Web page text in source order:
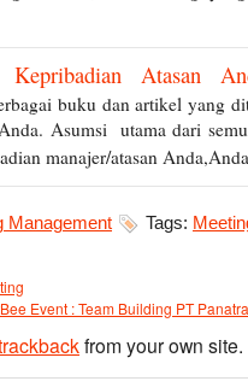
Kepribadian Atasan
buku dan artikel yang
Asumsi utama dari
manajer/atasan
Management Tags:
Event : Team Building PT
from your own site.